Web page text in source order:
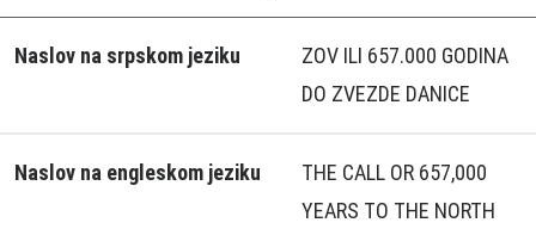
Naslov na srpskom jeziku
ZOV ILI 657.000 GODINA
DO ZVEZDE DANICE
Naslov na engleskom jeziku
THE CALL OR 657,000
YEARS TO THE NORTH